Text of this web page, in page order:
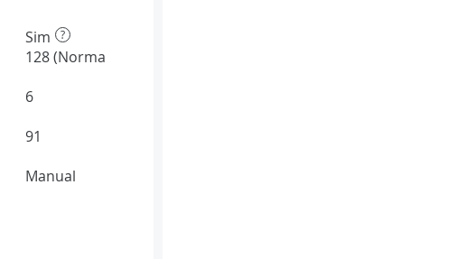
Sim ?
128 (Norma
6
91
Manual